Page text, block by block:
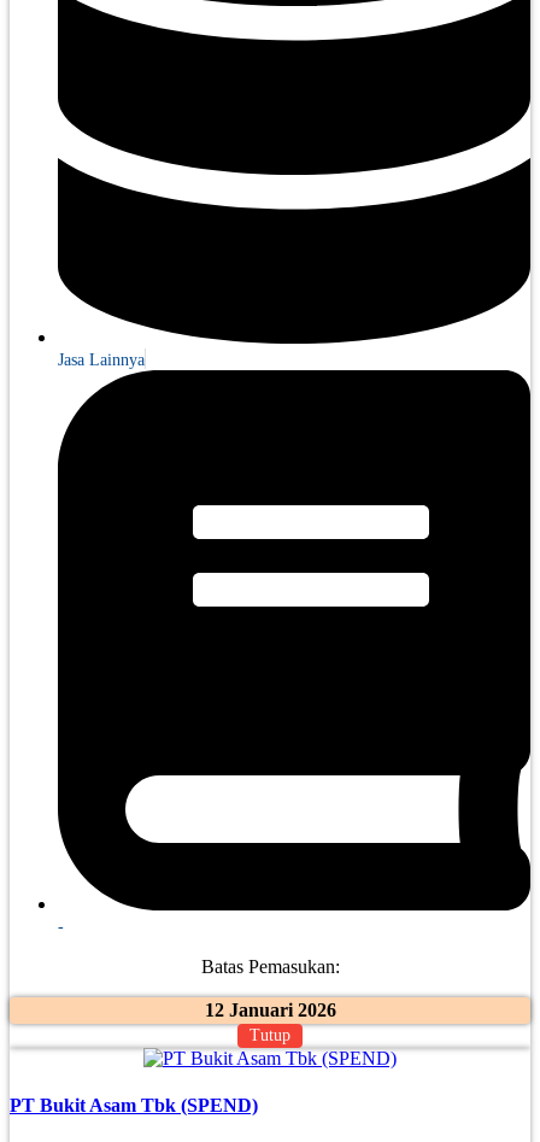
Jasa Lainnya
-
Batas Pemasukan:
12 Januari 2026
Tutup
PT Bukit Asam Tbk (SPEND)